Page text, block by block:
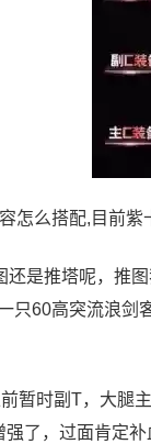
怎么搭配,目前
还是推塔呢，推
只60高突流浪剑
暂时副T，大腿
了，过面肯定